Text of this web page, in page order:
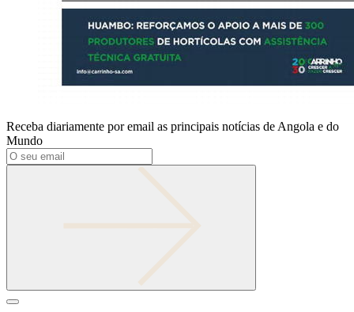
Receba diariamente por email as principais notícias de Angola e do
Mundo